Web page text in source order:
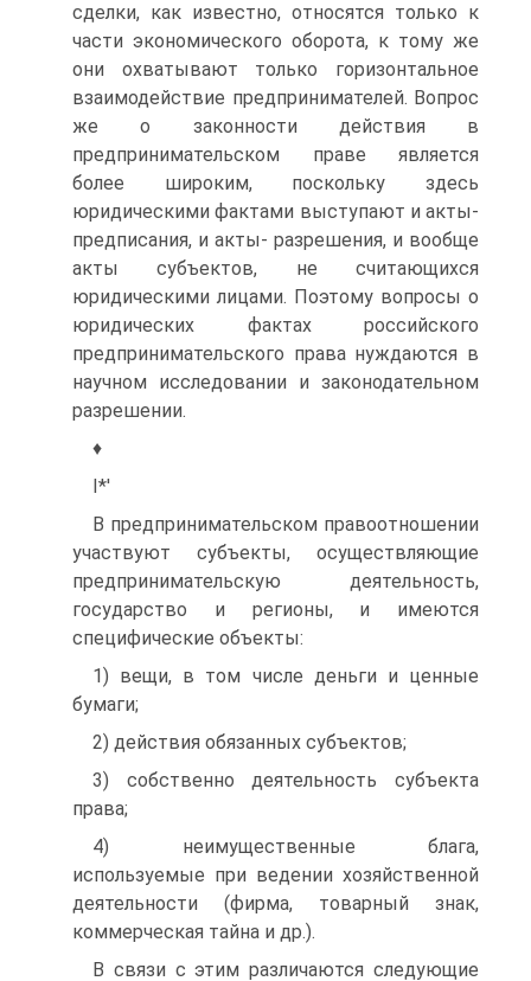
сделки, как известно, относятся только к
части экономического оборота, к тому же
они охватывают только горизонтальное
взаимодействие предпринимателей. Вопрос
же о законности действия в
предпринимательском праве является
более широким, поскольку здесь
юридическими фактами выступают и акты-
предписания, и акты- разрешения, и вообще
акты субъектов, не считающихся
юридическими лицами. Поэтому вопросы о
юридических фактах российского
предпринимательского права нуждаются в
научном исследовании и законодательном
разрешении.
♦
I*'
В предпринимательском правоотношении
участвуют субъекты, осуществляющие
предпринимательскую деятельность,
государство и регионы, и имеются
специфические объекты:
1) вещи, в том числе деньги и ценные
бумаги;
2) действия обязанных субъектов;
3) собственно деятельность субъекта
права;
4) неимущественные блага,
используемые при ведении хозяйственной
деятельности (фирма, товарный знак,
коммерческая тайна и др.).
В связи с этим различаются следующие